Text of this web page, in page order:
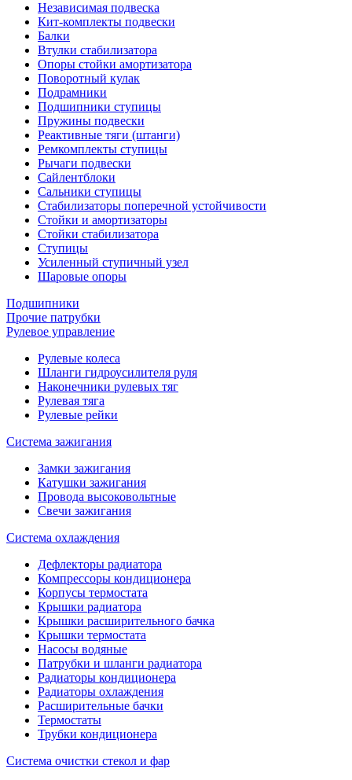
Независимая подвеска
Кит-комплекты подвески
Балки
Втулки стабилизатора
Опоры стойки амортизатора
Поворотный кулак
Подрамники
Подшипники ступицы
Пружины подвески
Реактивные тяги (штанги)
Ремкомплекты ступицы
Рычаги подвески
Сайлентблоки
Сальники ступицы
Стабилизаторы поперечной устойчивости
Стойки и амортизаторы
Стойки стабилизатора
Ступицы
Усиленный ступичный узел
Шаровые опоры
Подшипники
Прочие патрубки
Рулевое управление
Рулевые колеса
Шланги гидроусилителя руля
Наконечники рулевых тяг
Рулевая тяга
Рулевые рейки
Система зажигания
Замки зажигания
Катушки зажигания
Провода высоковольтные
Свечи зажигания
Система охлаждения
Дефлекторы радиатора
Компрессоры кондиционера
Корпусы термостата
Крышки радиатора
Крышки расширительного бачка
Крышки термостата
Насосы водяные
Патрубки и шланги радиатора
Радиаторы кондиционера
Радиаторы охлаждения
Расширительные бачки
Термостаты
Трубки кондиционера
Система очистки стекол и фар